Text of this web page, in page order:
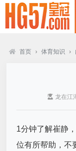
首页 › 体育知识 ›
龙在江
1分钟了解崔静
位有所帮助，不